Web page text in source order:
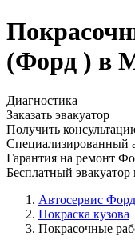
(Форд ) в
Диагностика
Заказать эвакуатор
Получить
Специализированный
Гарантия на ремонт
Бесплатный
Автосервис Форд
Покраска кузова
Покрасочные